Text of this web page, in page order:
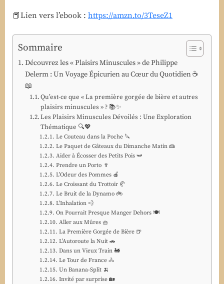
📕Lien vers l’ebook : https://amzn.to/3TeseZ1
Sommaire
Découvrez les « Plaisirs Minuscules » de Philippe
Delerm : Un Voyage Épicurien au Cœur du Quotidien ☕
📖
Qu’est-ce que « La première gorgée de bière et autres
plaisirs minuscules » ? 📚✨
Les Plaisirs Minuscules Dévoilés : Une Exploration
Thématique 🔍💖
Le Couteau dans la Poche 🔪
Le Paquet de Gâteaux du Dimanche Matin 🍰
Aider à Écosser des Petits Pois 🫛
Prendre un Porto 🍷
L’Odeur des Pommes 🍎
Le Croissant du Trottoir 🥐
Le Bruit de la Dynamo 🚲
L’Inhalation 💨
On Pourrait Presque Manger Dehors 🍽️
Aller aux Mûres 🧺
La Première Gorgée de Bière 🍺
L’Autoroute la Nuit 🚗
Dans un Vieux Train 🚂
Le Tour de France 🚴
Un Banana-Split 🍌
Invité par surprise 🏡